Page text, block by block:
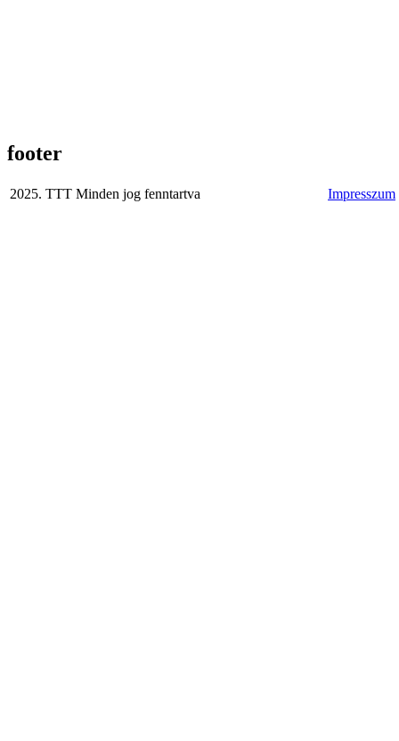
footer
2025. TTT Minden jog fenntartva Impresszum